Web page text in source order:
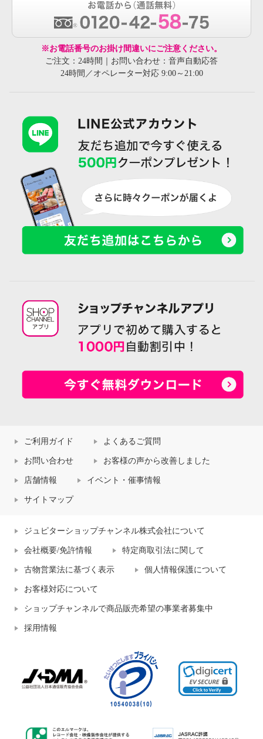
※お電話番号のお掛け間違いにご注意ください。
ご注文：24時間｜お問い合わせ：音声自動応答
24時間／オペレーター対応 9:00～21:00
ご利用ガイド よくあるご質問
お問い合わせ お客様の声から改善しました
店舗情報 イベント・催事情報
サイトマップ
ジュピターショップチャンネル株式会社について
会社概要/免許情報 特定商取引法に関して
古物営業法に基づく表示 個人情報保護について
お客様対応について
ショップチャンネルで商品販売希望の事業者募集中
採用情報